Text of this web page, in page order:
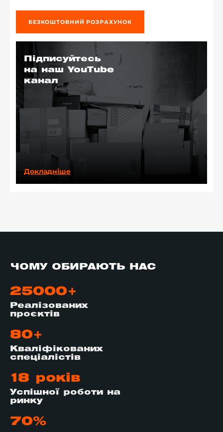
БЕЗКОШТОВНИЙ РОЗРАХУНОК
Підписуйтесь
на наш YouTube
канал
Докладніше
ЧОМУ ОБИРАЮТЬ НАС
25000+
Реалізованих
проєктів
80+
Кваліфікованих
спеціалістів
18 років
Успішної роботи на
ринку
70%